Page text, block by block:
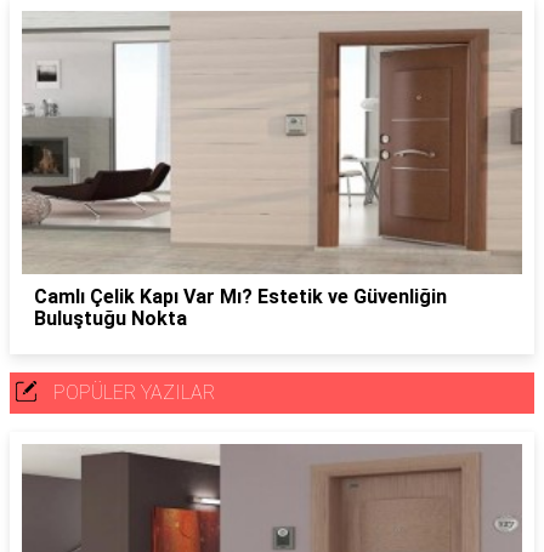
Camlı Çelik Kapı Var Mı? Estetik ve Güvenliğin
Buluştuğu Nokta
POPÜLER YAZILAR